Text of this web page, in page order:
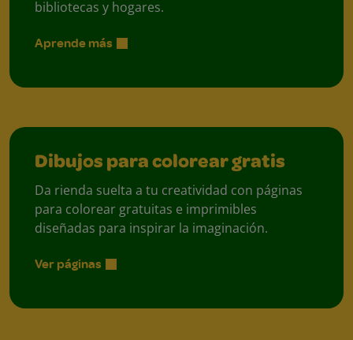
bibliotecas y hogares.
Aprende más
Dibujos para colorear gratis
Da rienda suelta a tu creatividad con páginas
para colorear gratuitas e imprimibles
diseñadas para inspirar la imaginación.
Ver páginas